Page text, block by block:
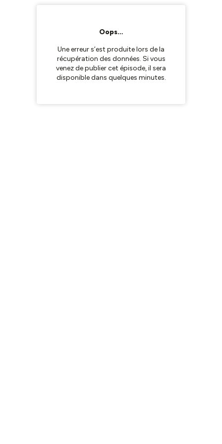
Oops…
Une erreur s’est produite lors de la
récupération des données. Si vous
venez de publier cet épisode, il sera
disponible dans quelques minutes.